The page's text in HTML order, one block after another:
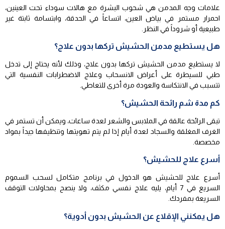
علامات وجه المدمن هي شحوب البشرة مع هالات سوداء تحت العينين،
احمرار مستمر في بياض العين، اتساعاً في الحدقة، وابتسامة ثابتة غير
طبيعية أو شروداً في النظر.
هل يستطيع مدمن الحشيش تركها بدون علاج؟
لا يستطيع مدمن الحشيش تركها بدون علاج، وذلك لأنه يحتاج إلى تدخل
طبي للسيطرة على أعراض الانسحاب وعلاج الاضطرابات النفسية التي
تتسبب في الانتكاسة والعودة مرة أخرى للتعاطي.
كم مدة شم رائحة الحشيش؟
تبقى الرائحة عالقة في الملابس والشعر لعدة ساعات، ويمكن أن تستمر في
الغرف المغلقة والسجاد لعدة أيام إذا لم يتم تهويتها وتنظيفها جيداً بمواد
مخصصة.
أسرع علاج للحشيش؟
أسرع علاج للحشيش هو الدخول في برنامج متكامل لسحب السموم
السريع في 7 أيام، يليه علاج نفسي مكثف، ولا ينصح بمحاولات التوقف
السريعة بمفردك.
هل يمكنني الإقلاع عن الحشيش بدون أدوية؟